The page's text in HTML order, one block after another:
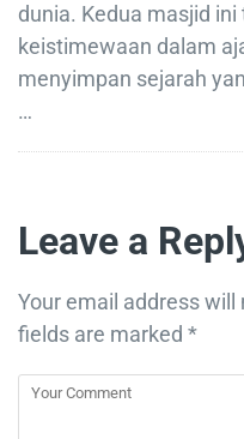
dunia. Kedua masjid
keistimewaan dalam
menyimpan sejarah
…
Leave a
Your email address will
fields are marked *